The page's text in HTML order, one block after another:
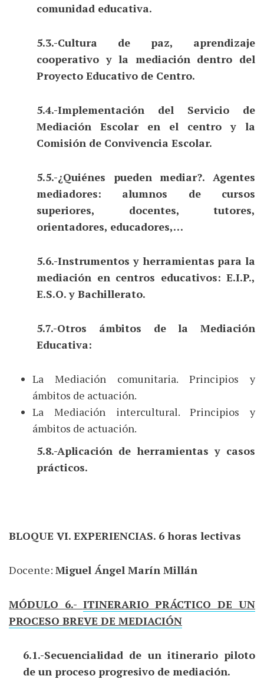
comunidad educativa.
5.3.-Cultura de paz, aprendizaje
cooperativo y la mediación dentro del
Proyecto Educativo de Centro.
5.4.-Implementación del Servicio de
Mediación Escolar en el centro y la
Comisión de Convivencia Escolar.
5.5.-¿Quiénes pueden mediar?. Agentes
mediadores: alumnos de cursos
superiores, docentes, tutores,
orientadores, educadores,…
5.6.-Instrumentos y herramientas para la
mediación en centros educativos: E.I.P.,
E.S.O. y Bachillerato.
5.7.-Otros ámbitos de la Mediación
Educativa:
La Mediación comunitaria. Principios y
ámbitos de actuación.
La Mediación intercultural. Principios y
ámbitos de actuación.
5.8.-Aplicación de herramientas y casos
prácticos.
BLOQUE VI. EXPERIENCIAS. 6 horas lectivas
Docente: Miguel Ángel Marín Millán
MÓDULO 6.- ITINERARIO PRÁCTICO DE UN
PROCESO BREVE DE MEDIACIÓN
6.1.-Secuencialidad de un itinerario piloto
de un proceso progresivo de mediación.